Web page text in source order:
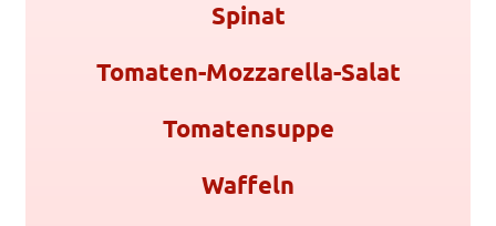
Spinat
Tomaten-Mozzarella-Salat
Tomatensuppe
Waffeln